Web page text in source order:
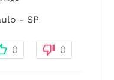
- SP
0 0